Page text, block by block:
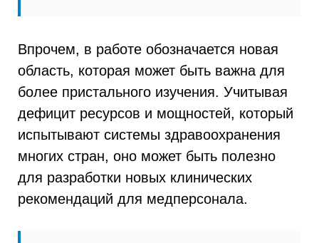
Впрочем, в работе обозначается новая
область, которая может быть важна для
более пристального изучения. Учитывая
дефицит ресурсов и мощностей, который
испытывают системы здравоохранения
многих стран, оно может быть полезно
для разработки новых клинических
рекомендаций для медперсонала.